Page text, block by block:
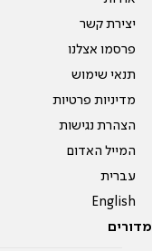
יצירת קשר
פרסמו אצלנו
תנאי שימוש
מדיניות פרטיות
הצהרת נגישות
המייל האדום
עברית
English
מדורים